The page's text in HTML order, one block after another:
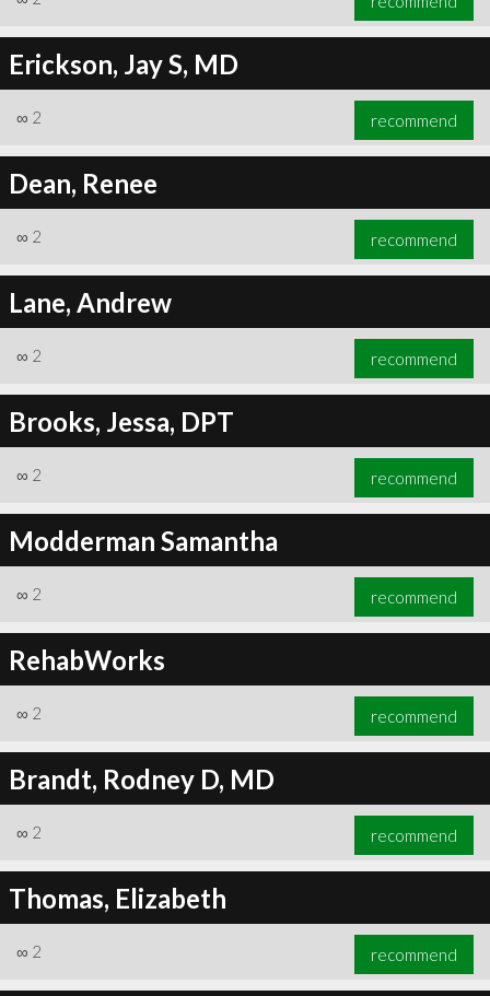
Erickson, Jay S, MD
∞ 2 recommend
Dean, Renee
∞ 2 recommend
Lane, Andrew
∞ 2 recommend
Brooks, Jessa, DPT
∞ 2 recommend
Modderman Samantha
∞ 2 recommend
RehabWorks
∞ 2 recommend
Brandt, Rodney D, MD
∞ 2 recommend
Thomas, Elizabeth
∞ 2 recommend